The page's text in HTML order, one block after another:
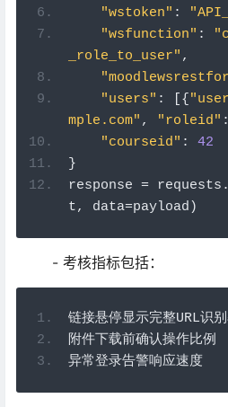
"wstoken" :
"wsfunction" :
_role_to_user" ,
"users" : [{
mple.com" , "roleid" :
"courseid" :
42
}
response = requests .
t, data=payload )
- 考核指标包括：
链接悬停显示完整URL识
附件下载前确认操作比例
异常登录告警响应速度